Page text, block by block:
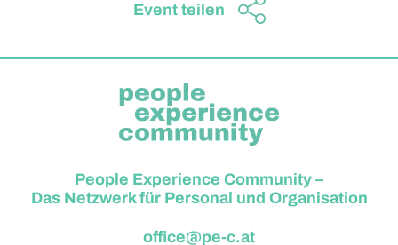
Event teilen
People Experience Community –
Das Netzwerk für Personal und Organisation
office@pe-c.at